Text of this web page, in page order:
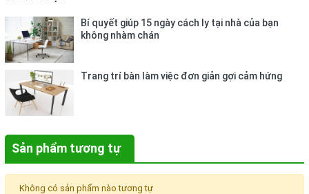
Bí quyết giúp 15 ngày cách ly tại nhà của bạn
không nhàm chán
Trang trí bàn làm việc đơn giản gợi cảm hứng
Sản phẩm tương tự
Không có sản phẩm nào tương tự